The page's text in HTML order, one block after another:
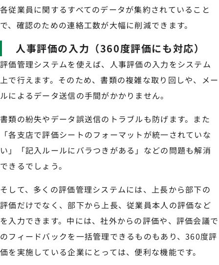
各従業員に関するすべてのデータが集約されていること
で、確認のための連絡工数が大幅に削減できます。
人事評価の入力（360度評価にも対応）
評価管理システムを使えば、人事評価の入力をシステム
上で行えます。そのため、書類の複雑な取り回しや、メー
ルによるデータ送信の手間がかかりません。
書類の紛失やデータ誤送信のトラブルも防げます。また
「各支店で評価シートのフォーマットが統一されていな
い」「記入ルールにバラつきがある」などの問題も解消
できるでしょう。
そして、多くの評価管理システムには、上長から部下の
評価だけでなく、部下から上長、従業員本人の評価など
を入力できます。中には、社外からの評価や、評価会議で
のフィードバックを一括管理できるものもあり、360度評
価を実施している企業にとっては、便利な機能です。